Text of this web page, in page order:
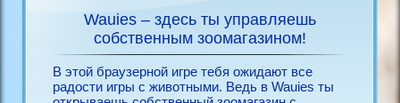
Wauies – здесь ты управляешь
собственным зоомагазином!
В этой браузерной игре тебя ожидают все
радости игры с животными. Ведь в Wauies ты